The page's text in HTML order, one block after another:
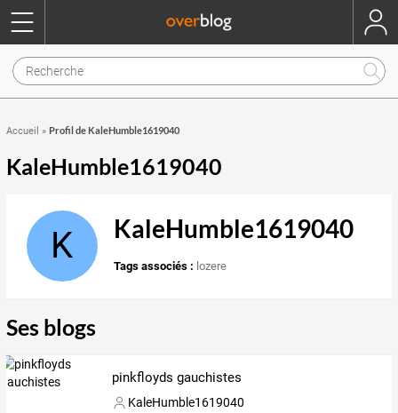
Accueil » Profil de KaleHumble1619040
KaleHumble1619040
K KaleHumble1619040
Tags associés : lozere
Ses blogs
pinkfloyds gauchistes
KaleHumble1619040